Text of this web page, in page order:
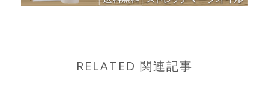
RELATED 関連記事